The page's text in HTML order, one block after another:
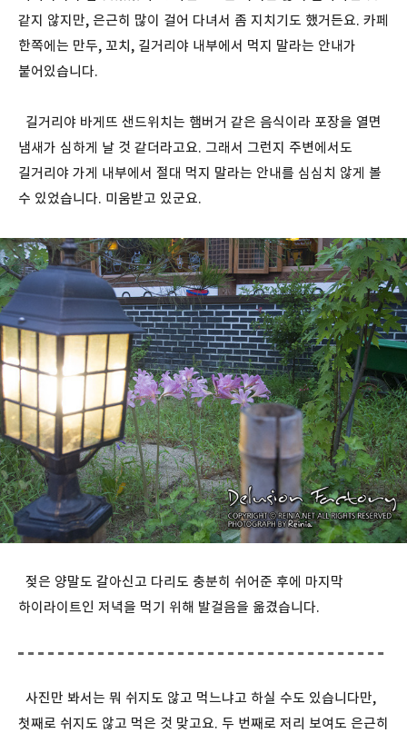
같지 않지만, 은근히 많이 걸어 다녀서 좀 지치기도 했거든요. 카페
한쪽에는 만두, 꼬치, 길거리야 내부에서 먹지 말라는 안내가
붙어있습니다.
길거리야 바게뜨 샌드위치는 햄버거 같은 음식이라 포장을 열면
냄새가 심하게 날 것 같더라고요. 그래서 그런지 주변에서도
길거리야 가게 내부에서 절대 먹지 말라는 안내를 심심치 않게 볼
수 있었습니다. 미움받고 있군요.
젖은 양말도 갈아신고 다리도 충분히 쉬어준 후에 마지막
하이라이트인 저녁을 먹기 위해 발걸음을 옮겼습니다.
사진만 봐서는 뭐 쉬지도 않고 먹느냐고 하실 수도 있습니다만,
첫째로 쉬지도 않고 먹은 것 맞고요. 두 번째로 저리 보여도 은근히